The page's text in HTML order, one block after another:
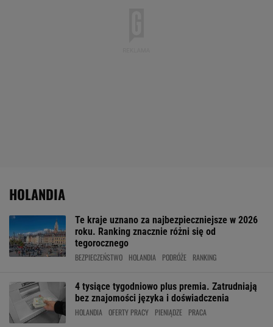
HOLANDIA
Te kraje uznano za najbezpieczniejsze w 2026
roku. Ranking znacznie różni się od
tegorocznego
BEZPIECZEŃSTWO HOLANDIA PODRÓŻE RANKING
4 tysiące tygodniowo plus premia. Zatrudniają
bez znajomości języka i doświadczenia
HOLANDIA OFERTY PRACY PIENIĄDZE PRACA